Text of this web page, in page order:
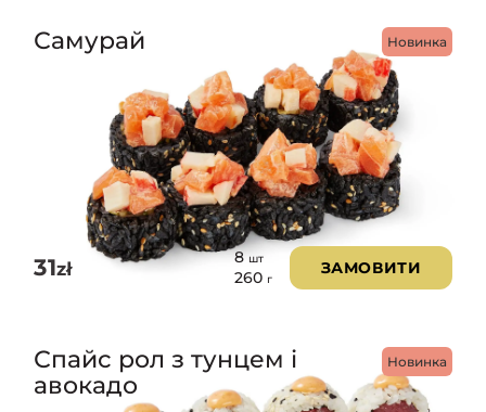
Новинка
Самурай
31zł
8шт
260 г
ЗАМОВИТИ
Новинка
Спайс рол з тунцем і
авокадо